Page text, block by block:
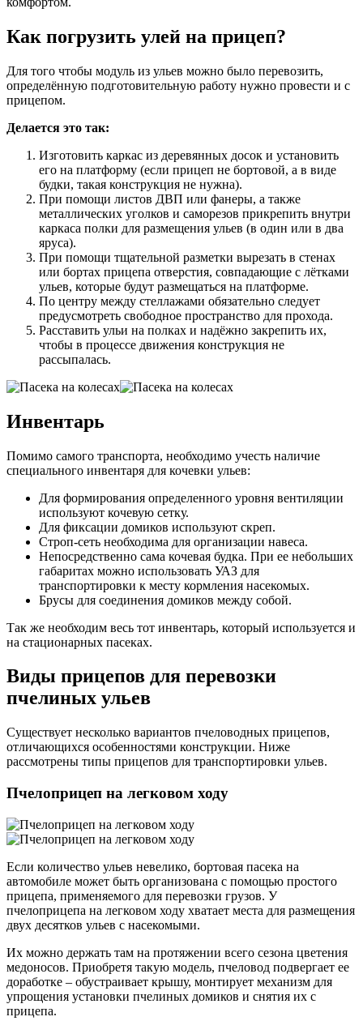
Как погрузить улей на прицеп?
Для того чтобы модуль из ульев можно было перевозить,
определённую подготовительную работу нужно провести и с
прицепом.
Делается это так:
Изготовить каркас из деревянных досок и установить
его на платформу (если прицеп не бортовой, а в виде
будки, такая конструкция не нужна).
При помощи листов ДВП или фанеры, а также
металлических уголков и саморезов прикрепить внутри
каркаса полки для размещения ульев (в один или в два
яруса).
При помощи тщательной разметки вырезать в стенах
или бортах прицепа отверстия, совпадающие с лётками
ульев, которые будут размещаться на платформе.
По центру между стеллажами обязательно следует
предусмотреть свободное пространство для прохода.
Расставить ульи на полках и надёжно закрепить их,
чтобы в процессе движения конструкция не
рассыпалась.
Инвентарь
Помимо самого транспорта, необходимо учесть наличие
специального инвентаря для кочевки ульев:
Для формирования определенного уровня вентиляции
используют кочевую сетку.
Для фиксации домиков используют скреп.
Строп-сеть необходима для организации навеса.
Непосредственно сама кочевая будка. При ее небольших
габаритах можно использовать УАЗ для
транспортировки к месту кормления насекомых.
Брусы для соединения домиков между собой.
Так же необходим весь тот инвентарь, который используется и
на стационарных пасеках.
Виды прицепов для перевозки
пчелиных ульев
Существует несколько вариантов пчеловодных прицепов,
отличающихся особенностями конструкции. Ниже
рассмотрены типы прицепов для транспортировки ульев.
Пчелоприцеп на легковом ходу
Если количество ульев невелико, бортовая пасека на
автомобиле может быть организована с помощью простого
прицепа, применяемого для перевозки грузов. У
пчелоприцепа на легковом ходу хватает места для размещения
двух десятков ульев с насекомыми.
Их можно держать там на протяжении всего сезона цветения
медоносов. Приобретя такую модель, пчеловод подвергает ее
доработке – обустраивает крышу, монтирует механизм для
упрощения установки пчелиных домиков и снятия их с
прицепа.